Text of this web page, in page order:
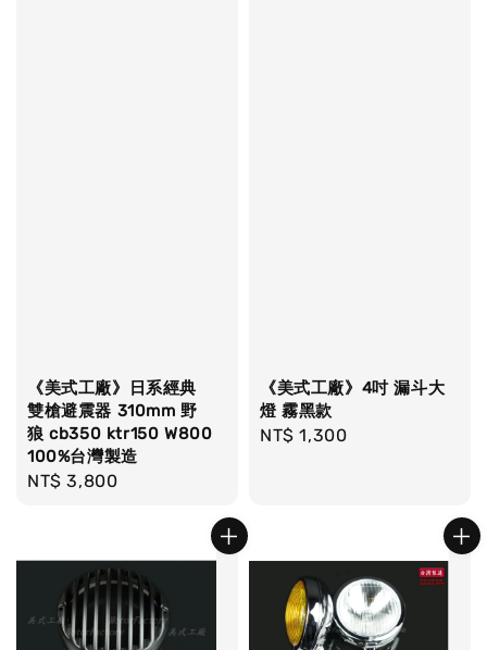
《美式工廠》日系經典
雙槍避震器 310mm 野
狼 cb350 ktr150 W800
100%台灣製造
Regular
NT$ 3,800
《美式工廠》4吋 漏斗大
燈 霧黑款
Regular
NT$ 1,300